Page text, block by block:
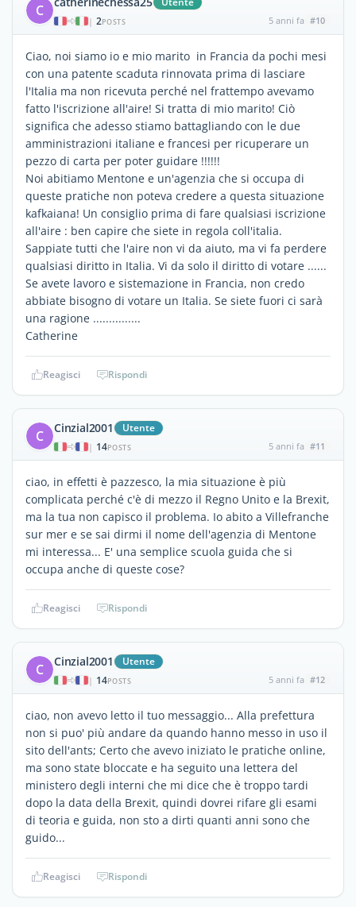
C
| 2POSTS 5 anni fa #10
Ciao, noi siamo io e mio marito in Francia da pochi mesi
con una patente scaduta rinnovata prima di lasciare
l'Italia ma non ricevuta perché nel frattempo avevamo
fatto l'iscrizione all'aire! Si tratta di mio marito! Ciò
significa che adesso stiamo battagliando con le due
amministrazioni italiane e francesi per ricuperare un
pezzo di carta per poter guidare !!!!!!
Noi abitiamo Mentone e un'agenzia che si occupa di
queste pratiche non poteva credere a questa situazione
kafkaiana! Un consiglio prima di fare qualsiasi iscrizione
all'aire : ben capire che siete in regola coll'italia.
Sappiate tutti che l'aire non vi da aiuto, ma vi fa perdere
qualsiasi diritto in Italia. Vi da solo il diritto di votare ......
Se avete lavoro e sistemazione in Francia, non credo
abbiate bisogno di votare un Italia. Se siete fuori ci sarà
una ragione ...............
Catherine
Reagisci Rispondi
C Cinzial2001 Utente
| 14POSTS 5 anni fa #11
ciao, in effetti è pazzesco, la mia situazione è più
complicata perché c'è di mezzo il Regno Unito e la Brexit,
ma la tua non capisco il problema. Io abito a Villefranche
sur mer e se sai dirmi il nome dell'agenzia di Mentone
mi interessa... E' una semplice scuola guida che si
occupa anche di queste cose?
Reagisci Rispondi
C Cinzial2001 Utente
| 14POSTS 5 anni fa #12
ciao, non avevo letto il tuo messaggio... Alla prefettura
non si puo' più andare da quando hanno messo in uso il
sito dell'ants; Certo che avevo iniziato le pratiche online,
ma sono state bloccate e ha seguito una lettera del
ministero degli interni che mi dice che è troppo tardi
dopo la data della Brexit, quindi dovrei rifare gli esami
di teoria e guida, non sto a dirti quanti anni sono che
guido...
Reagisci Rispondi